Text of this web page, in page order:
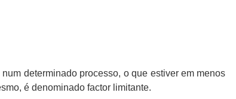
determinado processo, o que estiver em menos
é denominado factor limitante.